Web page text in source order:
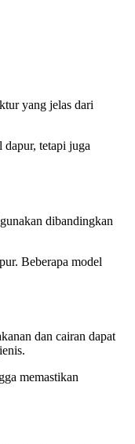
yang jelas dari
tetapi juga
dibandingkan
Beberapa model
dan cairan dapat
memastikan